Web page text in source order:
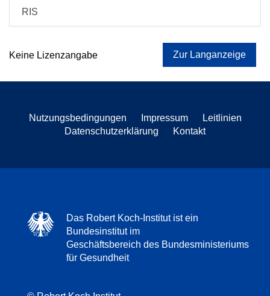
RIS
Keine Lizenzangabe Zur Langanzeige
Nutzungsbedingungen Impressum
Leitlinien
Datenschutzerklärung
Kontakt
Das Robert Koch-Institut ist ein
Bundesinstitut im
Geschäftsbereich des Bundesministeriums
für Gesundheit